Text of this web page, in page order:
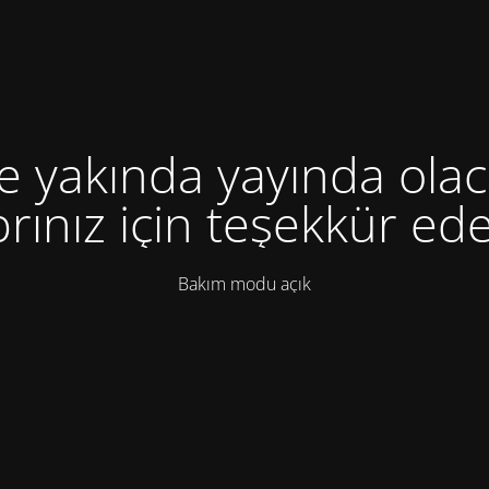
yakında yayında
için teşekkür
Bakım modu açık